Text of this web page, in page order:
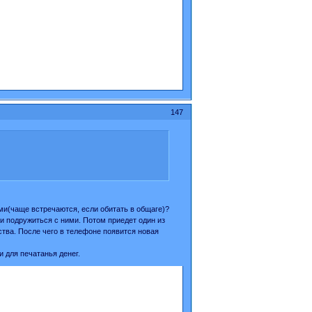
147
встречаются, если обитать в общаге)?
подружиться с ними. Потом приедет один из
После чего в телефоне появится новая
печатанья денег.